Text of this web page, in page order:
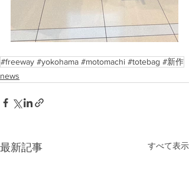
#freeway #yokohama #motomachi #totebag #新作
news
最新記事 すべて表示